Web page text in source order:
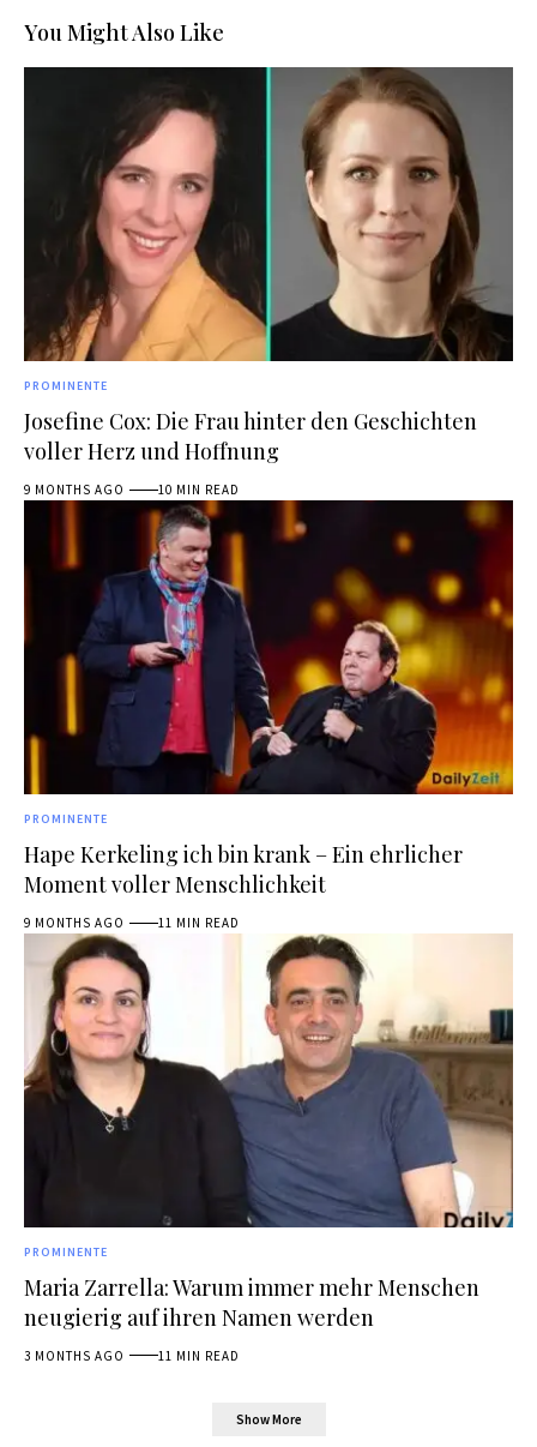
You Might Also Like
PROMINENTE
Josefine Cox: Die Frau hinter den Geschichten
voller Herz und Hoffnung
9 MONTHS AGO 10 MIN READ
PROMINENTE
Hape Kerkeling ich bin krank – Ein ehrlicher
Moment voller Menschlichkeit
9 MONTHS AGO 11 MIN READ
PROMINENTE
Maria Zarrella: Warum immer mehr Menschen
neugierig auf ihren Namen werden
3 MONTHS AGO 11 MIN READ
Show More